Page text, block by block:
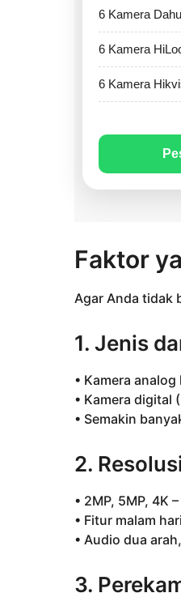
6 Kamera
6 Kamera
6 Kamera
Faktor
Agar Anda tidak
1. Jenis
• Kamera
• Kamera digital
• Semakin
2.
• 2MP, 5MP, 4K
• Fitur malam
• Audio dua
3.